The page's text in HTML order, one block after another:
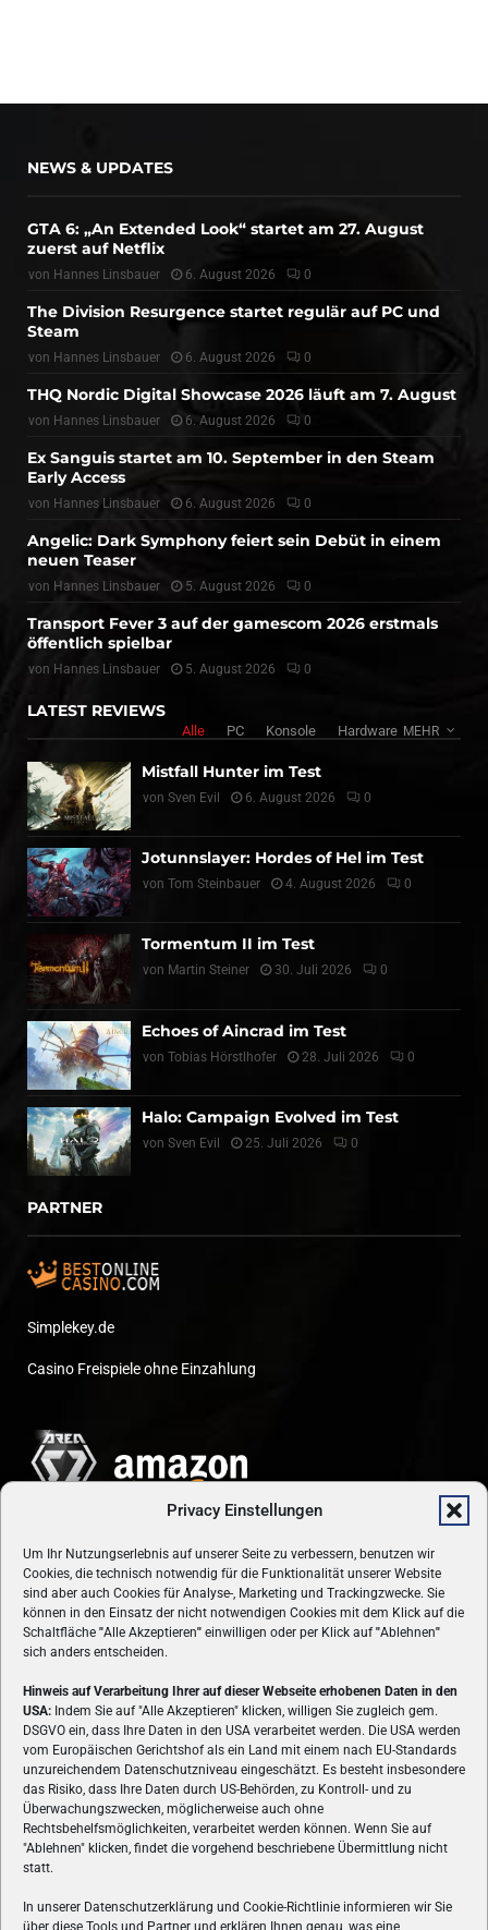
Privacy Einstellungen
Um Ihr Nutzungserlebnis auf unserer Seite zu verbessern, benutzen wir
Cookies, die technisch notwendig für die Funktionalität unserer Website
sind aber auch Cookies für Analyse-, Marketing und Trackingzwecke. Sie
können in den Einsatz der nicht notwendigen Cookies mit dem Klick auf die
Schaltfläche "Alle Akzeptieren" einwilligen oder per Klick auf"Ablehnen"
sich anders entscheiden.
Hinweis auf Verarbeitung Ihrer auf dieser Webseite erhobenen Daten in den
USA: Indem Sie auf "Alle Akzeptieren" klicken, willigen Sie zugleich gem.
DSGVO ein, dass Ihre Daten in den USA verarbeitet werden. Die USA werden
vom Europäischen Gerichtshof als ein Land mit einem nach EU-Standards
unzureichendem Datenschutzniveau eingeschätzt. Es besteht insbesondere
das Risiko, dass Ihre Daten durch US-Behörden, zu Kontroll- und zu
Überwachungszwecken, möglicherweise auch ohne
Rechtsbehelfsmöglichkeiten, verarbeitet werden können. Wenn Sie auf
"Ablehnen" klicken, findet die vorgehend beschriebene Übermittlung nicht
statt.
In unserer Datenschutzerklärung und Cookie-Richtlinie informieren wir Sie
über diese Tools und Partner und erklären Ihnen genau, was eine
NEWS & UPDATES
GTA 6: „An Extended Look“ startet am 27. August
zuerst auf Netflix
von Hannes Linsbauer 6. August 2026 0
The Division Resurgence startet regulär auf PC und
Steam
von Hannes Linsbauer 6. August 2026 0
THQ Nordic Digital Showcase 2026 läuft am 7. August
von Hannes Linsbauer 6. August 2026 0
Ex Sanguis startet am 10. September in den Steam
Early Access
von Hannes Linsbauer 6. August 2026 0
Angelic: Dark Symphony feiert sein Debüt in einem
neuen Teaser
von Hannes Linsbauer 5. August 2026 0
Transport Fever 3 auf der gamescom 2026 erstmals
öffentlich spielbar
von Hannes Linsbauer 5. August 2026 0
LATEST REVIEWS
Alle PC Konsole Hardware MEHR
Mistfall Hunter im Test
von Sven Evil 6. August 2026 0
Jotunnslayer: Hordes of Hel im Test
von Tom Steinbauer 4. August 2026 0
Tormentum II im Test
von Martin Steiner 30. Juli 2026 0
Echoes of Aincrad im Test
von Tobias Hörstlhofer 28. Juli 2026 0
Halo: Campaign Evolved im Test
von Sven Evil 25. Juli 2026 0
PARTNER
Simplekey.de
Casino Freispiele ohne Einzahlung
ÜBER UNS
VON GAMERN, FÜR GAMER! Gamers.at ist das älteste Online-
Spielemagazin Österreichs und bringt täglich aktuelle News,
Reviews und Videos zu PC- und Konsolenspielen, Gaming-
Hardware und aus der Welt des e-Sport's.